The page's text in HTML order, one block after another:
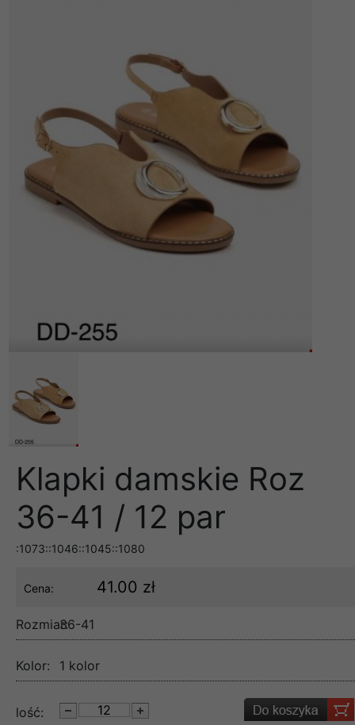
Klapki damskie Roz
36-41 / 12 par
:1073::1046::1045::1080
Cena: 41.00 zł
Rozmiar:36-41
Kolor: 1 kolor
lość: